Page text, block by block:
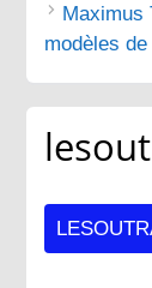
Maximus
modèles